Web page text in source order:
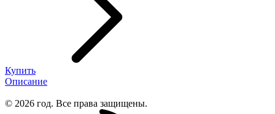
Купить
Описание
© 2026 год. Все права защищены.